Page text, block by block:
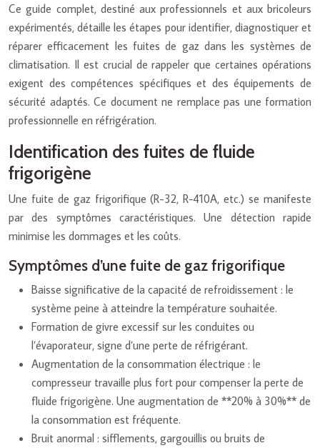
Ce guide complet, destiné aux professionnels et aux bricoleurs
expérimentés, détaille les étapes pour identifier, diagnostiquer et
réparer efficacement les fuites de gaz dans les systèmes de
climatisation. Il est crucial de rappeler que certaines opérations
exigent des compétences spécifiques et des équipements de
sécurité adaptés. Ce document ne remplace pas une formation
professionnelle en réfrigération.
Identification des fuites de fluide
frigorigène
Une fuite de gaz frigorifique (R-32, R-410A, etc.) se manifeste
par des symptômes caractéristiques. Une détection rapide
minimise les dommages et les coûts.
Symptômes d’une fuite de gaz frigorifique
Baisse significative de la capacité de refroidissement : le
système peine à atteindre la température souhaitée.
Formation de givre excessif sur les conduites ou
l’évaporateur, signe d’une perte de réfrigérant.
Augmentation de la consommation électrique : le
compresseur travaille plus fort pour compenser la perte de
fluide frigorigène. Une augmentation de **20% à 30%** de
la consommation est fréquente.
Bruit anormal : sifflements, gargouillis ou bruits de